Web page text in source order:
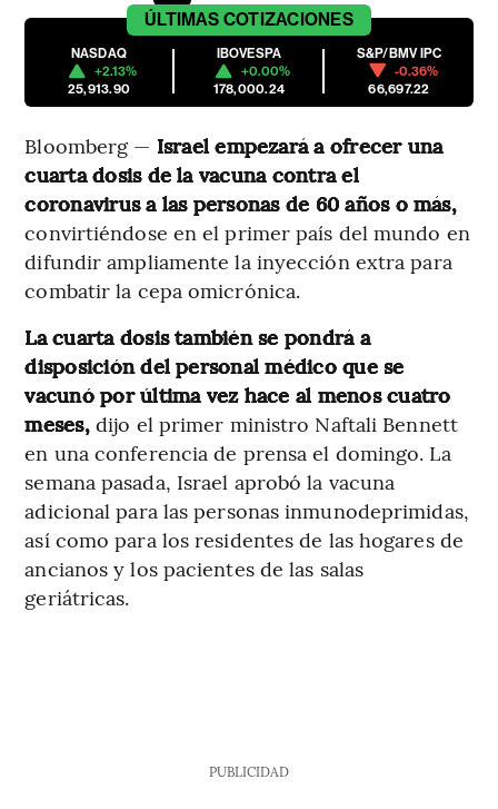
ÚLTIMAS COTIZACIONES
NASDAQ
+2.13%
25,913.90
IBOVESPA
+0.00%
178,000.24
S&P/BMV IPC
-0.36%
66,697.22
Bloomberg — Israel empezará a ofrecer una
cuarta dosis de la vacuna contra el
coronavirus a las personas de 60 años o más,
convirtiéndose en el primer país del mundo en
difundir ampliamente la inyección extra para
combatir la cepa omicrónica.
La cuarta dosis también se pondrá a
disposición del personal médico que se
vacunó por última vez hace al menos cuatro
meses,dijo el primer ministro Naftali Bennett
en una conferencia de prensa el domingo. La
semana pasada, Israel aprobó la vacuna
adicional para las personas inmunodeprimidas,
así como para los residentes de las hogares de
ancianos y los pacientes de las salas
geriátricas.
PUBLICIDAD